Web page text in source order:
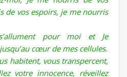
de vos espoirs, je me nourris
pour moi et Je
cœur de mes cellules.
habitent, vous transpercent,
votre innocence, réveillez